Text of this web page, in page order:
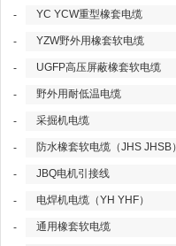
- YC YCW重型橡套电缆
- YZW野外用橡套软电缆
- UGFP高压屏蔽橡套软电缆
- 野外用耐低温电缆
- 采掘机电缆
- 防水橡套软电缆（JHS JHSB）
- JBQ电机引接线
- 电焊机电缆（YH YHF）
- 通用橡套软电缆